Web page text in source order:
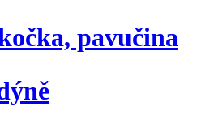
pavučina